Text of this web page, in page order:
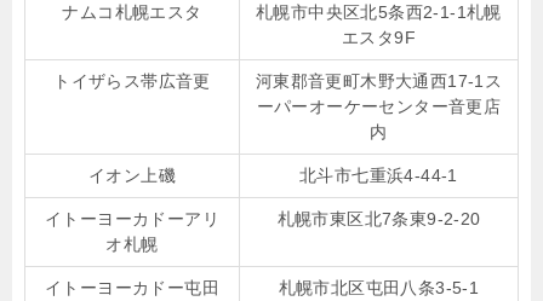
ナムコ札幌エスタ
札幌市中央区北5条西2-1-1札幌
エスタ9F
トイザらス帯広音更
河東郡音更町木野大通西17-1ス
ーパーオーケーセンター音更店
内
イオン上磯 北斗市七重浜4-44-1
イトーヨーカドーアリ
オ札幌
札幌市東区北7条東9-2-20
イトーヨーカドー屯田 札幌市北区屯田八条3-5-1